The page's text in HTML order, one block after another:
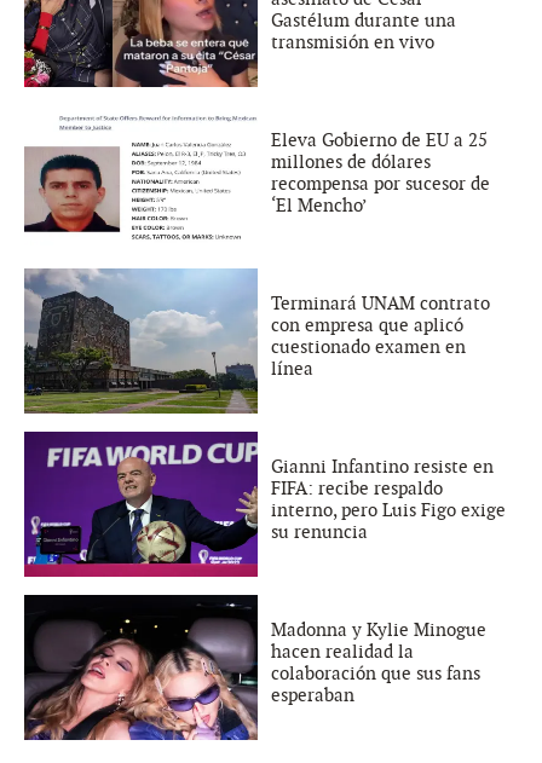
Gastélum durante una
transmisión en vivo
Eleva Gobierno de EU a 25
millones de dólares
recompensa por sucesor de
‘El Mencho’
Terminará UNAM contrato
con empresa que aplicó
cuestionado examen en
línea
Gianni Infantino resiste en
FIFA: recibe respaldo
interno, pero Luis Figo exige
su renuncia
Madonna y Kylie Minogue
hacen realidad la
colaboración que sus fans
esperaban